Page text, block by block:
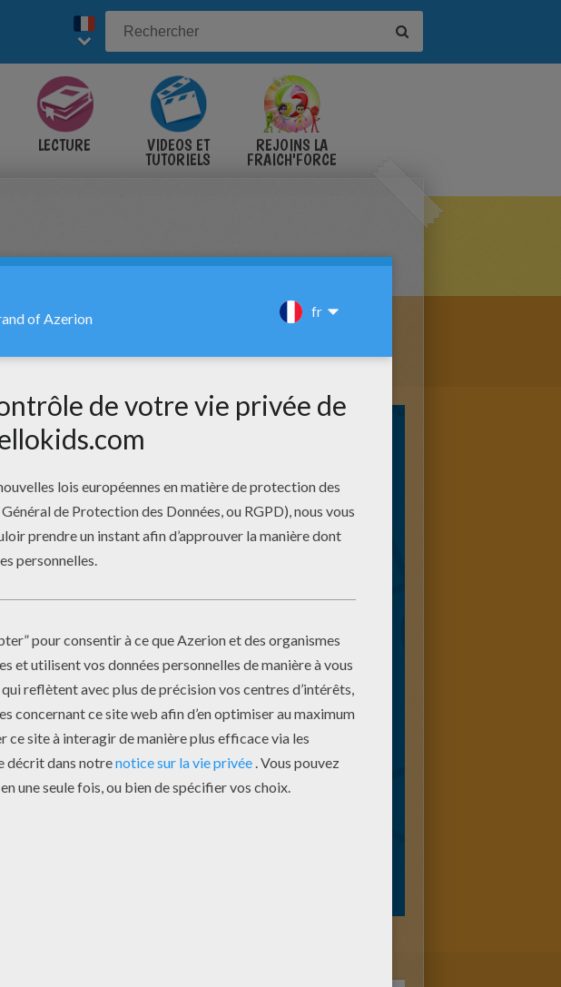
LECTURE VIDÉOS ET
TUTORIELS
REJOINS LA
FRAICH'FORCE